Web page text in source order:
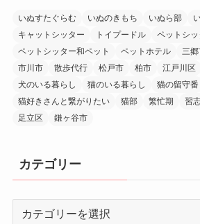
いぬすたぐらむ いぬのきもち いぬら部
キャットシッター
トイプードル
ペットシッ
ペットシッター和ペット
ペットホテル 三
市川市
散歩代行 松戸市 柏市 江戸川区
犬のいる暮らし
猫のいる暮らし 猫の留守番
猫好きさんと繋がりたい
猫部 繁忙期 習
足立区
鎌ヶ谷市
カテゴリー